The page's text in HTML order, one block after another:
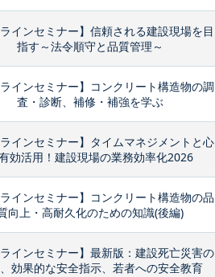
ラインセミナー】信頼される建設現場を目
指す～法令順守と品質管理～
ラインセミナー】コンクリート構造物の調
査・診断、補修・補強を学ぶ
ラインセミナー】タイムマネジメントと心
効活用！建設現場の業務効率化2026
ラインセミナー】コンクリート構造物の品
向上・高耐久化のための知識(後編)
ラインセミナー】最新版：建設死亡災害の
効果的な安全指示、若者への安全教育